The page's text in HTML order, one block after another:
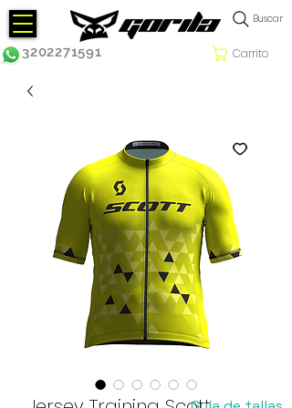
Carrito
3202271591
Buscar